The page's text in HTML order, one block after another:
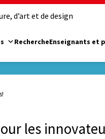
d’art et de design
RechercheEnseignants et
les